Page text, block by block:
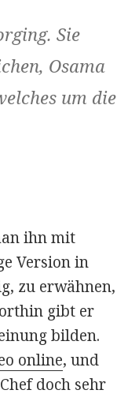
Sie
Osama
um die
ihn mit
Version in
zu erwähnen,
gibt er
bilden.
online, und
doch sehr